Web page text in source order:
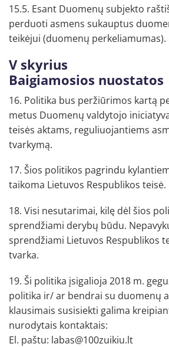
15.5. Esant Duomenų subjekto
perduoti asmens sukauptus
teikėjui (duomenų perkeliamumas).
V skyrius
Baigiamosios nuostatos
16. Politika bus peržiūrimos kartą
metus Duomenų valdytojo
teisės aktams, reguliuojantiems
tvarkymą.
17. Šios politikos pagrindu
taikoma Lietuvos Respublikos teisė.
18. Visi nesutarimai, kilę dėl šios
sprendžiami derybų būdu.
sprendžiami Lietuvos Respublikos
tvarka.
19. Ši politika įsigalioja 2018 m.
politika ir/ ar bendrai su duomenų
klausimais susisiekti galima
nurodytais kontaktais:
El. paštu: labas@100zuikiu.lt